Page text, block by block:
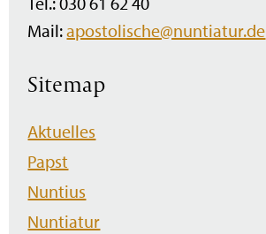
Mail:apostolische@nuntiatur.de
Sitemap
Navigation
überspringen
Aktuelles
Papst
Nuntius
Nuntiatur